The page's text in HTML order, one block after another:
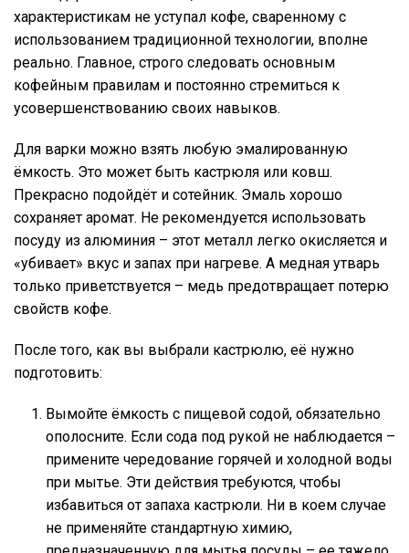
характеристикам не уступал кофе, сваренному с
использованием традиционной технологии, вполне
реально. Главное, строго следовать основным
кофейным правилам и постоянно стремиться к
усовершенствованию своих навыков.
Для варки можно взять любую эмалированную
ёмкость. Это может быть кастрюля или ковш.
Прекрасно подойдёт и сотейник. Эмаль хорошо
сохраняет аромат. Не рекомендуется использовать
посуду из алюминия – этот металл легко окисляется и
«убивает» вкус и запах при нагреве. А медная утварь
только приветствуется – медь предотвращает потерю
свойств кофе.
После того, как вы выбрали кастрюлю, её нужно
подготовить:
Вымойте ёмкость с пищевой содой, обязательно
ополосните. Если сода под рукой не наблюдается –
примените чередование горячей и холодной воды
при мытье. Эти действия требуются, чтобы
избавиться от запаха кастрюли. Ни в коем случае
не применяйте стандартную химию,